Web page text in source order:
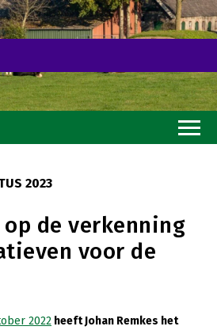
2023
op de verkenning
voor de
2022 heeft Johan Remkes het